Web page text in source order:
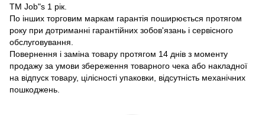
ТМ Job"s 1 рік.
По інших торговим маркам гарантія поширюється протягом
року при дотриманні гарантійних зобов'язань і сервісного
обслуговування.
Повернення і заміна товару протягом 14 днів з моменту
продажу за умови збереження товарного чека або накладної
на відпуск товару, цілісності упаковки, відсутність механічних
пошкоджень.